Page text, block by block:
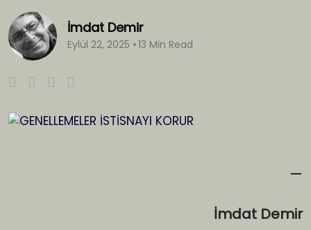
İmdat Demir
Eylül 22, 2025 13 Min Read
—
İmdat Demir